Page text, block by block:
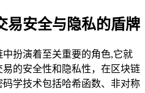
易安全与隐私的盾牌
扮演着至关重要的角色,它就
的安全性和隐私性，在区块链
学技术包括哈希函数、非对称